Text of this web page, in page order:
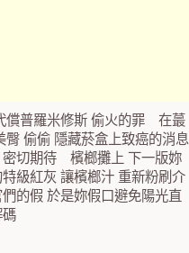
償普羅米修斯 偷火的罪 在蕞
隱藏菸盒上致癌的消息
切期待 檳榔攤上 下一版妳
紅灰 讓檳榔汁 重新粉刷介
假 於是妳假口避免陽光直